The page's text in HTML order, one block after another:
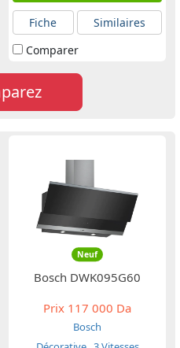
Fiche
Similaires
Comparer
Neuf
Bosch DWK095G60
Prix 117 000 Da
Bosch